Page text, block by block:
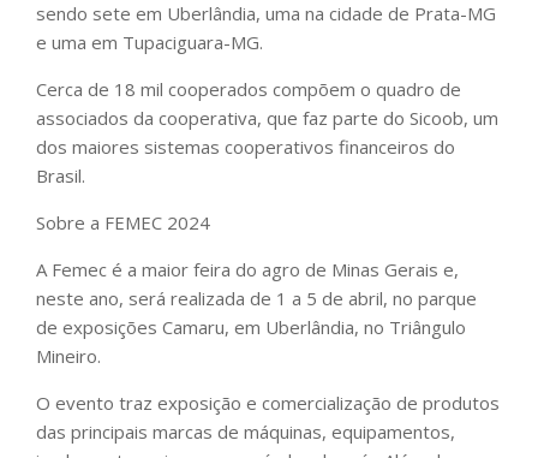
sendo sete em Uberlândia, uma na cidade de Prata-MG
e uma em Tupaciguara-MG.
Cerca de 18 mil cooperados compõem o quadro de
associados da cooperativa, que faz parte do Sicoob, um
dos maiores sistemas cooperativos financeiros do
Brasil.
Sobre a FEMEC 2024
A Femec é a maior feira do agro de Minas Gerais e,
neste ano, será realizada de 1 a 5 de abril, no parque
de exposições Camaru, em Uberlândia, no Triângulo
Mineiro.
O evento traz exposição e comercialização de produtos
das principais marcas de máquinas, equipamentos,